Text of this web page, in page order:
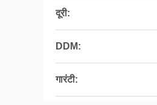
दूरी:
DDM:
गारंटी: